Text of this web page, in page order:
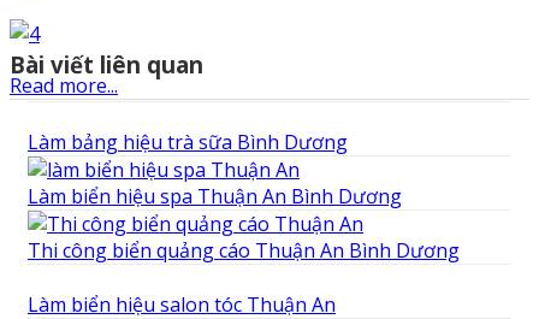
Read more...
Bài viết liên quan
Làm bảng hiệu trà sữa Bình Dương
Làm biển hiệu spa Thuận An Bình Dương
Thi công biển quảng cáo Thuận An Bình Dương
Làm biển hiệu salon tóc Thuận An